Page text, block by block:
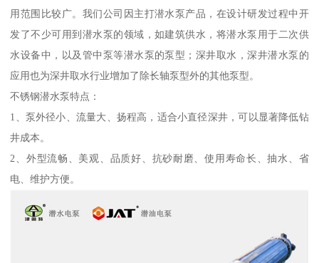
用范围比较广。我们公司因主打潜水泵产品，在设计研发过程中开
发了不少可用到潜水泵的领域，如建筑供水，将潜水泵用于二次供
水设备中，以及管中泵等潜水泵的泵型；深井取水，深井潜水泵的
应用也为深井取水行业增加了除长轴泵型外的其他泵型。
不锈钢潜水泵特点：
1、泵外径小、流量大、扬程高，适合小直径深井，可以显著降低钻
井成本。
2、外型流畅、美观、品质好、抗砂耐磨、使用寿命长、抽水、省
电、维护方便。